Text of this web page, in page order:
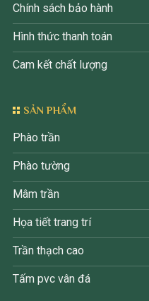
Chính sách bảo hành
Hình thức thanh toán
Cam kết chất lượng
SẢN PHẨM
Phào trần
Phào tường
Mâm trần
Họa tiết trang trí
Trần thạch cao
Tấm pvc vân đá